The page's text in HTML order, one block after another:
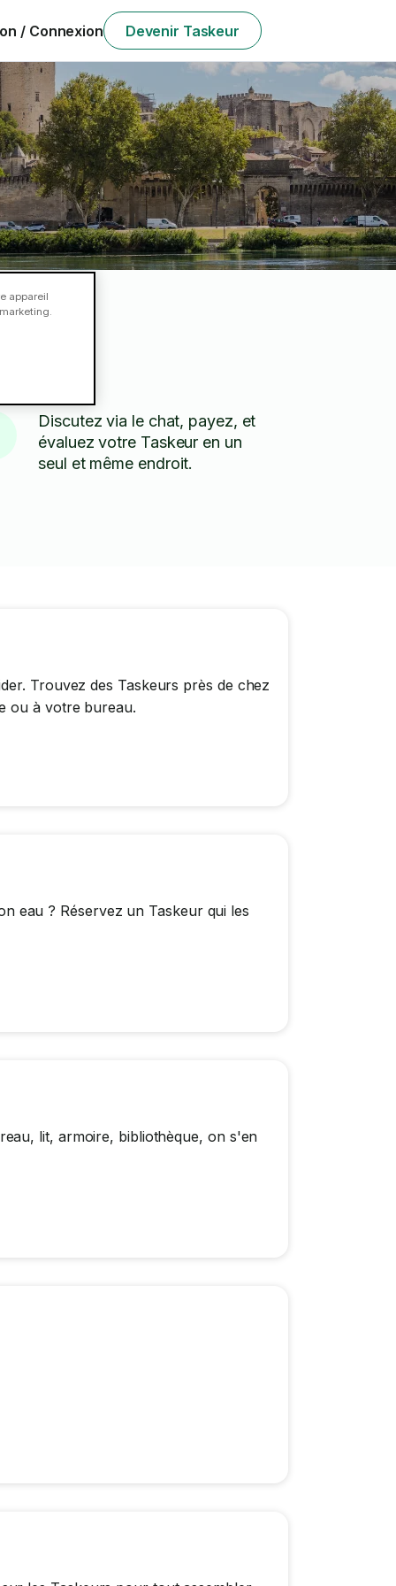
/ Connexion Devenir Taskeur
Discutez via le chat, payez, et
évaluez votre Taskeur en un
seul et même endroit.
Trouvez des Taskeurs près de chez
ou à votre bureau.
eau ? Réservez un Taskeur qui les
lit, armoire, bibliothèque, on s'en
appareil